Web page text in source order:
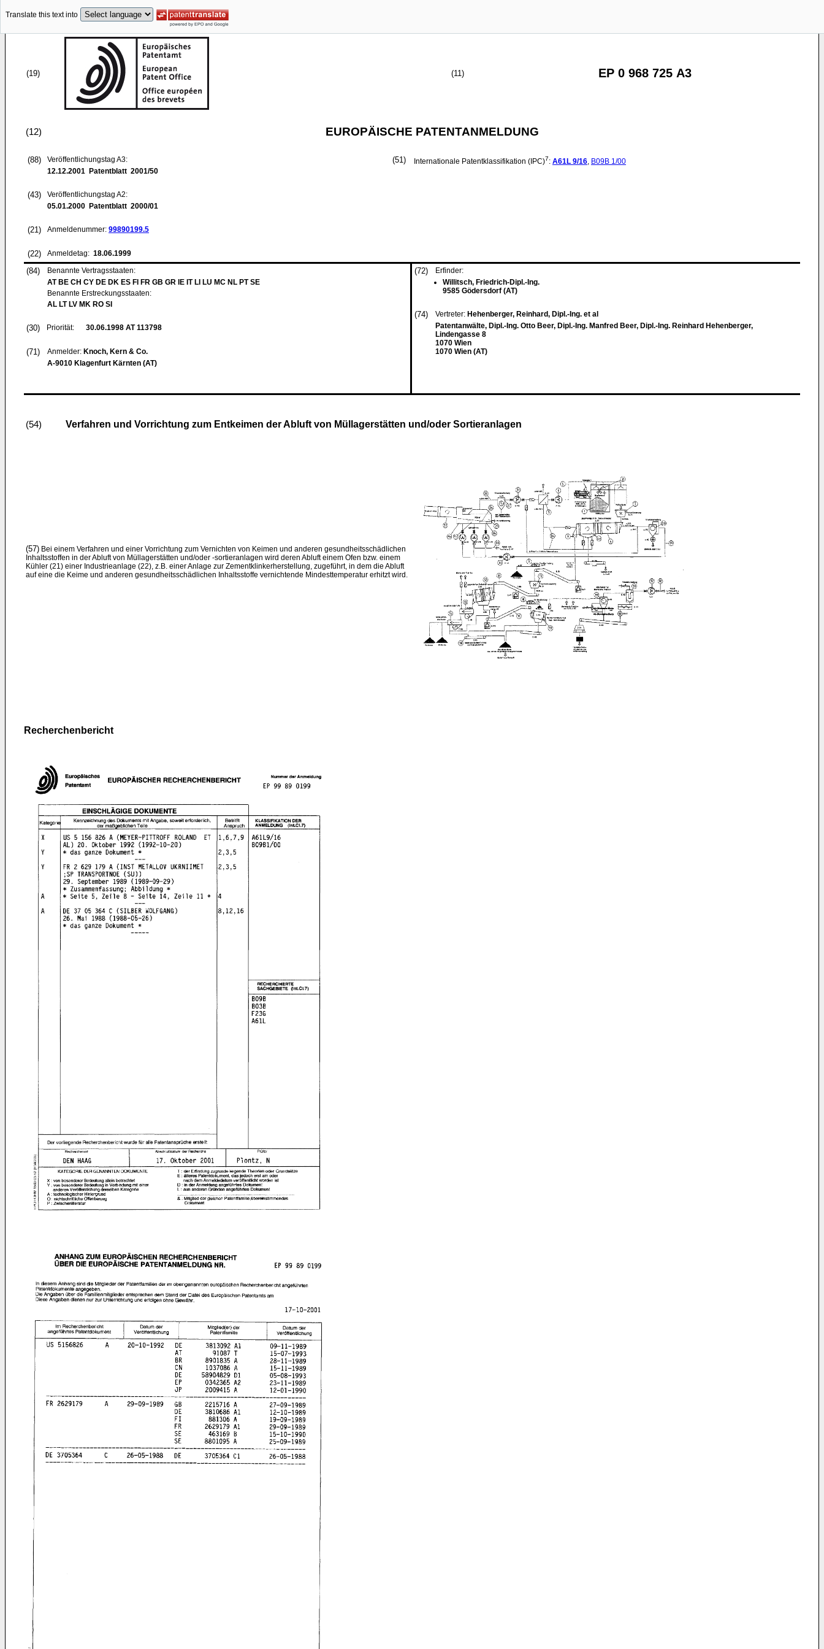
Translate this text into
(19) (11) EP 0 968 725 A3
(12) EUROPÄISCHE PATENTANMELDUNG
(88)
Veröffentlichungstag A3:
12.12.2001 Patentblatt 2001/50
(43)
Veröffentlichungstag A2:
05.01.2000 Patentblatt 2000/01
(21) Anmeldenummer: 99890199.5
(22) Anmeldetag: 18.06.1999
(51) Internationale Patentklassifikation (IPC)7: A61L 9/16, B09B 1/00
(84)
Benannte Vertragsstaaten:
AT BE CH CY DE DK ES FI FR GB GR IE IT LI LU MC NL PT SE
Benannte Erstreckungsstaaten:
AL LT LV MK RO SI
(30) Priorität: 30.06.1998 AT 113798
(71) Anmelder: Knoch, Kern & Co.
A-9010 Klagenfurt Kärnten (AT)
(72)
Erfinder:
Willitsch, Friedrich-Dipl.-Ing.
9585 Gödersdorf (AT)
(74) Vertreter: Hehenberger, Reinhard, Dipl.-Ing. et al
Patentanwälte, Dipl.-Ing. Otto Beer, Dipl.-Ing. Manfred Beer, Dipl.-Ing. Reinhard Hehenberger,
Lindengasse 8
1070 Wien
1070 Wien (AT)
(54) Verfahren und Vorrichtung zum Entkeimen der Abluft von Müllagerstätten und/oder Sortieranlagen
(57) Bei einem Verfahren und einer Vorrichtung zum Vernichten von Keimen und anderen gesundheitsschädlichen
Inhaltsstoffen in der Abluft von Müllagerstätten und/oder -sortieranlagen wird deren Abluft einem Ofen bzw. einem
Kühler (21) einer Industrieanlage (22), z.B. einer Anlage zur Zementklinkerherstellung, zugeführt, in dem die Abluft
auf eine die Keime und anderen gesundheitsschädlichen Inhaltsstoffe vernichtende Mindesttemperatur erhitzt wird.
Recherchenbericht